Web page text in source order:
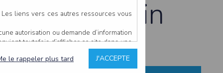
Herblain
liens vers ces autres ressources vous
autorisation ou demande d’information
toutefois d’afficher ce site dans une
estime non conforme à l’objet du site
J'ACCEPTE
le rappeler plus tard